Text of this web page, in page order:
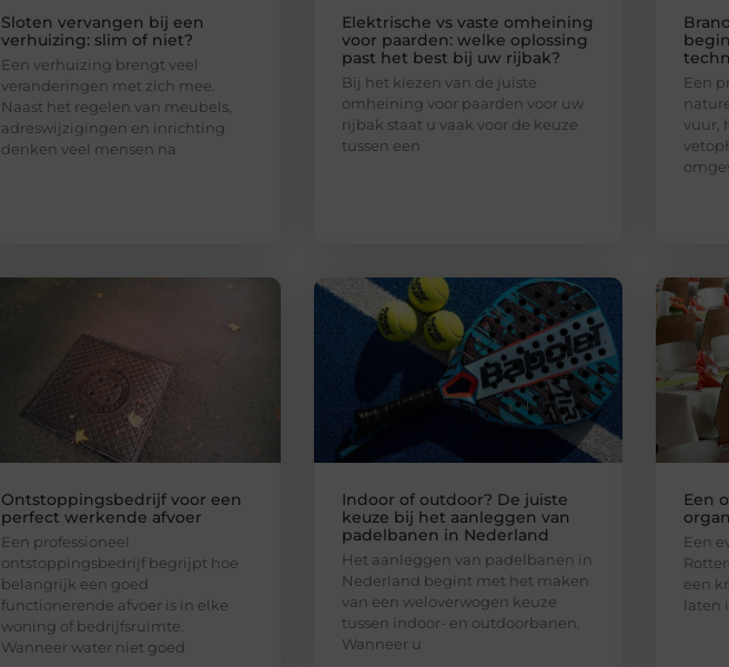
Sloten vervangen bij een
verhuizing: slim of niet?
Een verhuizing brengt veel
veranderingen met zich mee.
Naast het regelen van meubels,
adreswijzigingen en inrichting
denken veel mensen na
Elektrische vs vaste omheining
voor paarden: welke oplossing
past het best bij uw rijbak?
Bij het kiezen van de juiste
omheining voor paarden voor uw
rijbak staat u vaak voor de keuze
tussen een
Een
vuur,
Ontstoppingsbedrijf voor een
perfect werkende afvoer
Een professioneel
ontstoppingsbedrijf begrijpt hoe
belangrijk een goed
functionerende afvoer is in elke
woning of bedrijfsruimte.
Wanneer water niet goed
Indoor of outdoor? De juiste
keuze bij het aanleggen van
padelbanen in Nederland
Het aanleggen van padelbanen in
Nederland begint met het maken
van een weloverwogen keuze
tussen indoor- en outdoorbanen.
Wanneer u
Een
Een
een
laten